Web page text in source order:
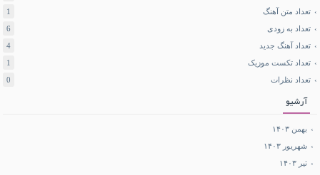
تعداد متن آهنگ
1
تعداد به زودی
6
تعداد آهنگ جدید
4
تعداد تکست موزیک
1
تعداد نظرات
0
آرشیو
بهمن ۱۴۰۳
شهریور ۱۴۰۳
تیر ۱۴۰۳